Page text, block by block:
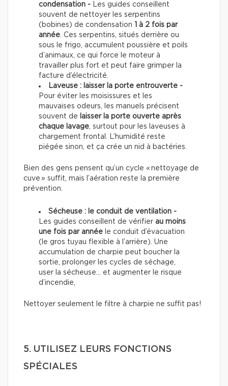
condensation - Les guides conseillent
souvent de nettoyer les serpentins
(bobines) de condensation
1 à 2 fois par
année. Ces serpentins, situés derrière ou
sous le frigo, accumulent poussière et poils
d’animaux, ce qui force le moteur à
travailler plus fort et peut faire grimper la
facture d’électricité.
Laveuse : laisser la porte entrouverte -
Pour éviter les moisissures et les
mauvaises odeurs, les manuels précisent
souvent de
laisser la porte ouverte après
chaque lavage, surtout pour les laveuses à
chargement frontal. L’humidité reste
piégée sinon, et ça crée un nid à bactéries.
Bien des gens pensent qu’un cycle « nettoyage de
cuve » suffit, mais l’aération reste la première
prévention.
Sécheuse : le conduit de ventilation -
Les guides conseillent de vérifier au moins
une fois par année le conduit d’évacuation
(le gros tuyau flexible à l’arrière). Une
accumulation de charpie peut boucher la
sortie, prolonger les cycles de séchage,
user la sécheuse… et augmenter le risque
d’incendie,
Nettoyer seulement le filtre à charpie ne suffit pas!
5. UTILISEZ LEURS FONCTIONS
SPÉCIALES